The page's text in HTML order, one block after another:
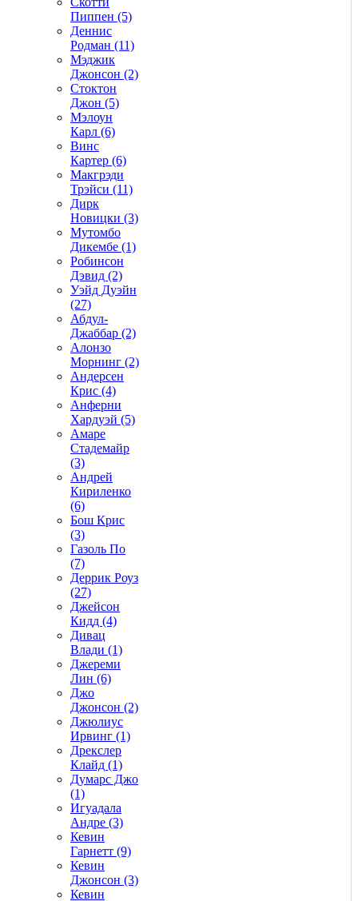
Пиппен (5)
Деннис
Родман (11)
Мэджик
Джонсон (2)
Стоктон
Джон (5)
Мэлоун
Карл (6)
Винс
Картер (6)
Макгрэди
Трэйси (11)
Дирк
Новицки (3)
Мутомбо
Дикембе (1)
Робинсон
Дэвид (2)
Уэйд Дуэйн
(27)
Абдул-
Джаббар (2)
Алонзо
Морнинг (2)
Андерсен
Крис (4)
Анферни
Xардуэй (5)
Амаре
Стадемайр
(3)
Андрей
Кириленко
(6)
Бош Крис
(3)
Газоль По
(7)
Деррик Роуз
(27)
Джейсон
Кидд (4)
Дивац
Влади (1)
Джереми
Лин (6)
Джо
Джонсон (2)
Джюлиус
Ирвинг (1)
Дрекслер
Клайд (1)
Думарс Джо
(1)
Игуадала
Андре (3)
Кевин
Гарнетт (9)
Кевин
Джонсон (3)
Кевин